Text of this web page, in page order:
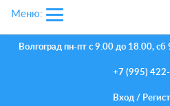
Волгоград пн-пт с 9.00 до 18.00,
+7 (995)
Вход/
Меню: